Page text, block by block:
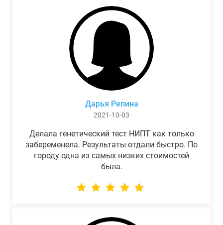
Дарья Репина
2021-10-03
Делала генетический тест НИПТ как только
забеременела. Результаты отдали быстро. По
городу одна из самых низких стоимостей
была.